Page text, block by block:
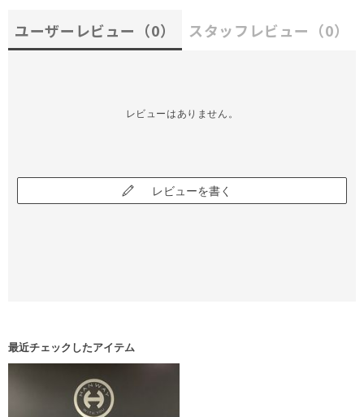
ユーザーレビュー （0） スタッフレビュー （0）
レビューはありません。
レビューを書く
最近チェックしたアイテム